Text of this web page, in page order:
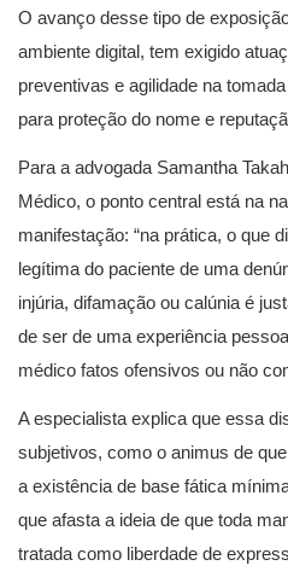
O avanço desse tipo de
ambiente digital, tem exigido
preventivas e agilidade na
para proteção do nome e
Para a advogada Samantha
Médico, o ponto central está na
manifestação: “na prática, o que
legítima do paciente de uma
injúria, difamação ou calúnia é
de ser de uma experiência
médico fatos ofensivos ou não
A especialista explica que essa
subjetivos, como o animus de
a existência de base fática
que afasta a ideia de que toda
tratada como liberdade de